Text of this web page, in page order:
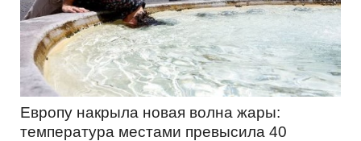
Европу накрыла новая волна жары:
температура местами превысила 40